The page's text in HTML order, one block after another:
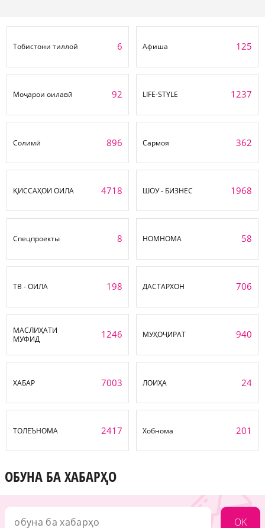
Тобистони тиллоӣ 6 Афиша 125
Моҷарои оилавӣ 92 LIFE-STYLE 1237
Солимӣ 896 Сармоя 362
ҚИССАҲОИ ОИЛА 4718 ШОУ - БИЗНЕС 1968
Спецпроекты 8 НОМНОМА 58
ТВ - ОИЛА 198 ДАСТАРХОН 706
МАСЛИҲАТИ
МУФИД
1246 МУҲОҶИРАТ 940
ХАБАР 7003 ЛОИҲА 24
ТОЛЕЪНОМА 2417 Хобнома 201
ОБУНА БА ХАБАРҲО
OK